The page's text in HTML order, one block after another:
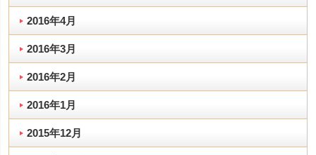
2016年4月
2016年3月
2016年2月
2016年1月
2015年12月